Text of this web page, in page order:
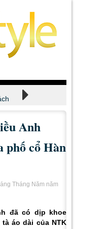
Anh
phố cổ Hàn
Tháng Năm năm
đã có dịp khoe
áo dài của NTK